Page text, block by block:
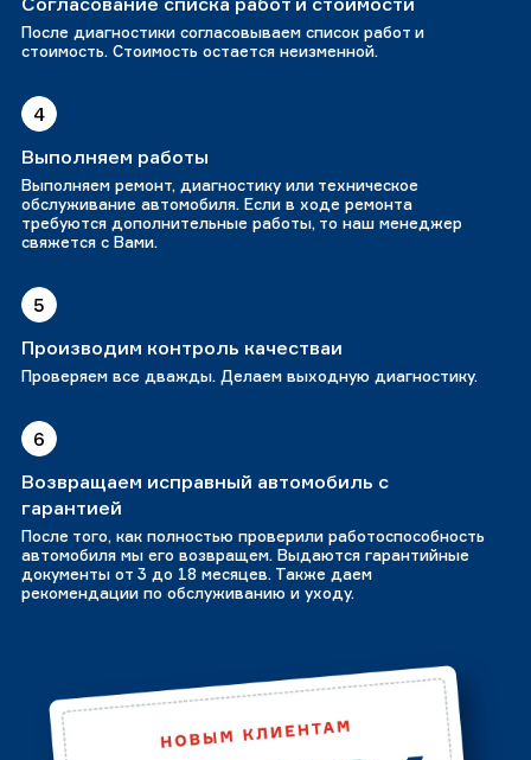
После диагностики согласовываем список работ и
стоимость. Стоимость остается неизменной.
4
Выполняем работы
Выполняем ремонт, диагностику или техническое
обслуживание автомобиля. Если в ходе ремонта
требуются дополнительные работы, то наш менеджер
свяжется с Вами.
5
Производим контроль качестваи
Проверяем все дважды. Делаем выходную диагностику.
6
Возвращаем исправный автомобиль с
гарантией
После того, как полностью проверили работоспособность
автомобиля мы его возвращем. Выдаются гарантийные
документы от 3 до 18 месяцев. Также даем
рекомендации по обслуживанию и уходу.